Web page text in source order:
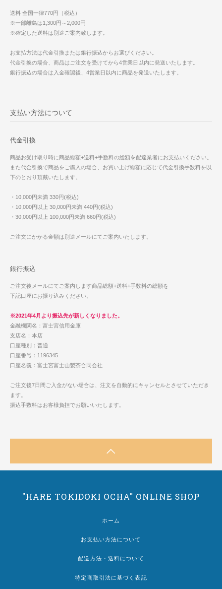
送料 全国一律770円（税込）
※一部離島は1,300円～2,000円
※確定した送料は別途ご案内致します。
お支払方法は代金引換または銀行振込からお選びください。
代金引換の場合、商品はご注文を受けてから4営業日以内に発送いたします。
銀行振込の場合は入金確認後、4営業日以内に商品を発送いたします。
支払い方法について
代金引換
商品お受け取り時に商品総額+送料+手数料の総額を配達業者にお支払いください。
また代金引換で商品をご購入の場合、お買い上げ総額に応じて代金引換手数料を以
下のとおり頂戴いたします。
・10,000円未満 330円(税込)
・10,000円以上 30,000円未満 440円(税込)
・30,000円以上 100,000円未満 660円(税込)
ご注文にかかる金額は別途メールにてご案内いたします。
銀行振込
ご注文後メールにてご案内します商品総額+送料+手数料の総額を
下記口座にお振り込みください。
※2021年4月より振込先が新しくなりました。
金融機関名：富士宮信用金庫
支店名：本店
口座種別：普通
口座番号：1196345
口座名義：富士宮富士山製茶合同会社
ご注文後7日間ご入金がない場合は、注文を自動的にキャンセルとさせていただき
ます。
振込手数料はお客様負担でお願いいたします。
"HARE TOKIDOKI OCHA" ONLINE SHOP
ホーム
お支払い方法について
配送方法・送料について
特定商取引法に基づく表記